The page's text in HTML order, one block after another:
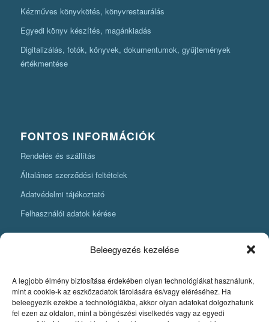
Beleegyezés kezelése
A legjobb élmény biztosítása érdekében olyan technológiákat használunk,
mint a cookie-k az eszközadatok tárolására és/vagy eléréséhez. Ha
beleegyezik ezekbe a technológiákba, akkor olyan adatokat dolgozhatunk
fel ezen az oldalon, mint a böngészési viselkedés vagy az egyedi
Kézműves könyvkötés, könyvrestaurálás
Egyedi könyv készítés, magánkiadás
Digitalizálás, fotók, könyvek, dokumentumok, gyűjtemények
értékmentése
FONTOS INFORMÁCIÓK
Rendelés és szállítás
Általános szerződési feltételek
Adatvédelmi tájékoztató
Felhasználói adatok kérése
KÖNYVKÉSZÍTÉSI INFORMÁCIÓK
Amit mindenképpen tudnia kell, ha könyvet szeretne készíteni